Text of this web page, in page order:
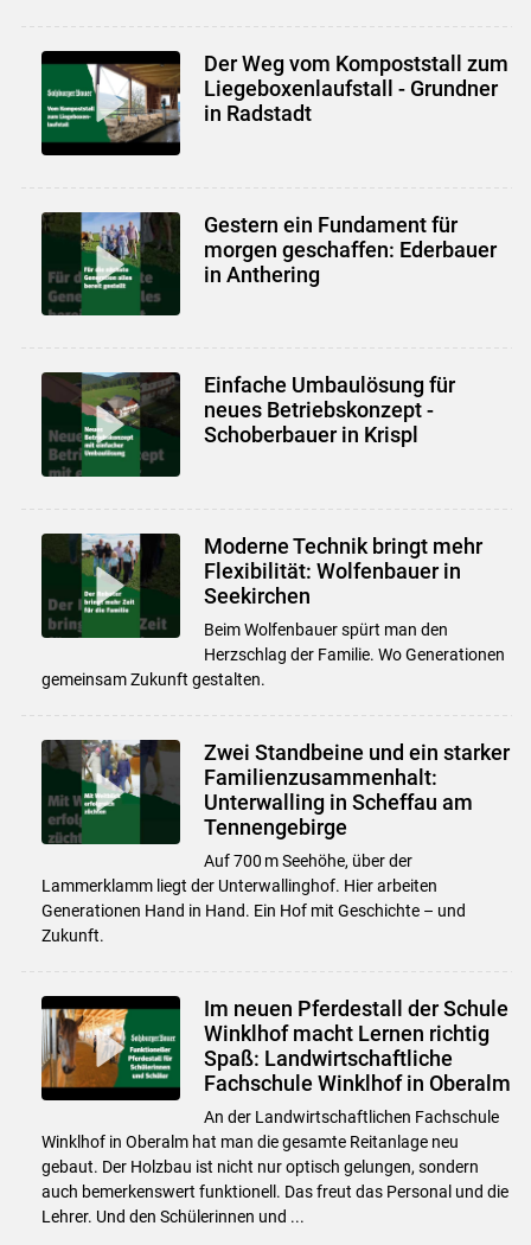
Der Weg vom Kompoststall zum
Liegeboxenlaufstall - Grundner
in Radstadt
Gestern ein Fundament für
morgen geschaffen: Ederbauer
in Anthering
Einfache Umbaulösung für
neues Betriebskonzept -
Schoberbauer in Krispl
Moderne Technik bringt mehr
Flexibilität: Wolfenbauer in
Seekirchen
Beim Wolfenbauer spürt man den
Herzschlag der Familie. Wo Generationen
gemeinsam Zukunft gestalten.
Zwei Standbeine und ein starker
Familienzusammenhalt:
Unterwalling in Scheffau am
Tennengebirge
Auf 700 m Seehöhe, über der
Lammerklamm liegt der Unterwallinghof. Hier arbeiten
Generationen Hand in Hand. Ein Hof mit Geschichte – und
Zukunft.
Im neuen Pferdestall der Schule
Winklhof macht Lernen richtig
Spaß: Landwirtschaftliche
Fachschule Winklhof in Oberalm
An der Landwirtschaftlichen Fachschule
Winklhof in Oberalm hat man die gesamte Reitanlage neu
gebaut. Der Holzbau ist nicht nur optisch gelungen, sondern
auch bemerkenswert funktionell. Das freut das Personal und die
Lehrer. Und den Schülerinnen und ...